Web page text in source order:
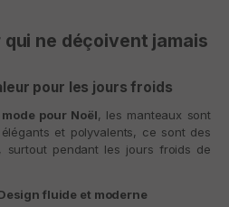
ne déçoivent jamais
pour les jours froids
pour Noël, les manteaux sont
et polyvalents, ce sont des
surtout pendant les jours froids de
Design fluide et moderne